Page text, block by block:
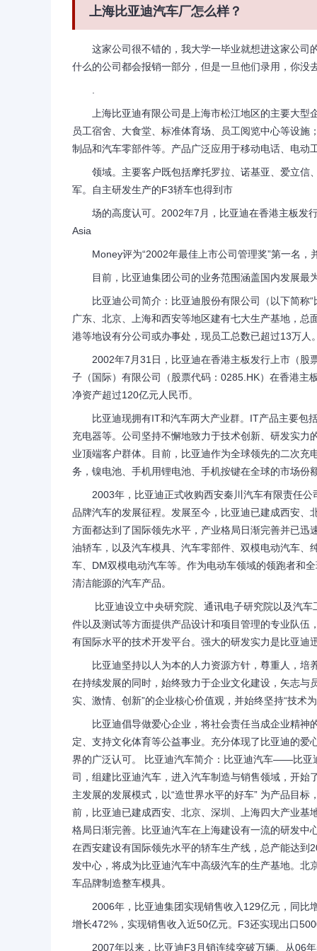
上海比亚迪汽车厂怎么样？
这家公司很不错的，我大学一毕业就想进这家公司
什么的公司都会报销一部分，但是一旦他们录用，你没
上海比亚迪有限公司是上海市松江地区的主要大型
员工宿舍、大食堂、标准体育场、员工阅览中心等设
制品和汽车零部件等。产品广泛应用于移动电话、电动
领域。主要客户既包括摩托罗拉、诺基亚、爱立信
军。自主研发生产的F3轿车也得到市
场的高度认可。2002年7月，比亚迪在香港主板发
Asia
Money评为“2002年最佳上市公司管理奖”第一名，
目前，比亚迪集团公司的业务范围涵盖国内发展最
比亚迪公司简介：比亚迪股份有限公司（以下简称“
广东、北京、上海和西安等地区建有七大生产基地，
港等地设有分公司或办事处，现员工总数已超过13万人
2002年7月31日，比亚迪在香港主板发行上市（股
子（国际）有限公司（股票代码：0285.HK）在香港主
净资产超过120亿元人民币。
比亚迪现拥有IT和汽车两大产业群。IT产品主要包
充电器等。公司坚持不懈地致力于技术创新、研发实
业顶端客户群体。目前，比亚迪作为全球领先的二次
务，镍电池、手机用锂电池、手机按键在全球的市场份
2003年，比亚迪正式收购西安秦川汽车有限责任公
品牌汽车的发展征程。发展至今，比亚迪已建成西安
方面都达到了国际领先水平，产业格局日渐完善并已
油轿车，以及汽车模具、汽车零部件、双模电动汽车
车、DM双模电动汽车等。作为电动车领域的领跑者和
清洁能源的汽车产品。
比亚迪设立中央研究院、通讯电子研究院以及汽车
件以及测试等方面提供产品设计和项目管理的专业队
有国际水平的技术开发平台。强大的研发实力是比亚迪
比亚迪坚持以人为本的人力资源方针，尊重人，培
在持续发展的同时，始终致力于企业文化建设，矢志与
实、激情、创新”的企业核心价值观，并始终坚持“技术
比亚迪倡导做爱心企业，将社会责任当成企业精神
定、支持文化体育等公益事业。充分体现了比亚迪的
界的广泛认可。 比亚迪汽车简介：比亚迪汽车——比亚
司，组建比亚迪汽车，进入汽车制造与销售领域，开
主发展的发展模式，以“造世界水平的好车” 为产品目
前，比亚迪已建成西安、北京、深圳、上海四大产业
格局日渐完善。比亚迪汽车在上海建设有一流的研发
在西安建设有国际领先水平的轿车生产线，总产能达
发中心，将成为比亚迪汽车中高级汽车的生产基地。
车品牌制造整车模具。
2006年，比亚迪集团实现销售收入129亿元，同比
增长472%，实现销售收入近50亿元。F3还实现出口
2007年以来，比亚迪F3月销连续突破万辆。从06年